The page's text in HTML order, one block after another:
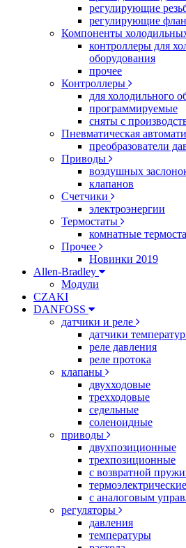
регулирующие
регулирующие
Компоненты
контроллеры для
оборудования
прочее
Контроллеры
для холодильного
программируемые
сняты с
Пневматическая
преобразователи
Приводы
воздушных
клапанов
Счетчики
электроэнергии
Термостаты
комнатные
Прочее
Новинки 2019
Allen-Bradley
Модули
CZAKI
DANFOSS
датчики и реле
датчики
реле давления
реле протока
клапаны
двухходовые
трехходовые
седельные
соленоидные
приводы
двухпозиционные
трехпозиционные
с возвратной
термоэлектрические
с аналоговым
регуляторы
давления
температуры